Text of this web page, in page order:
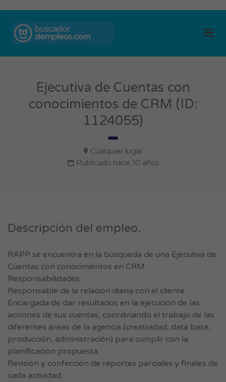
Ejecutiva de Cuentas con
conocimientos de CRM (ID:
1124055)
Cualquier lugar
Publicado hace 10 años
Descripción del empleo.
RAPP se encuentra en la búsqueda de una Ejecutiva de
Cuentas con conocimientos en CRM.
Responsabilidades:
Responsable de la relación diaria con el cliente.
Encargada de dar resultados en la ejecución de las
acciones de sus cuentas, coordinando el trabajo de las
diferentes áreas de la agencia (creatividad, data base,
producción, administración) para cumplir con la
planificación propuesta.
Revisión y confección de reportes parciales y finales de
cada actividad.